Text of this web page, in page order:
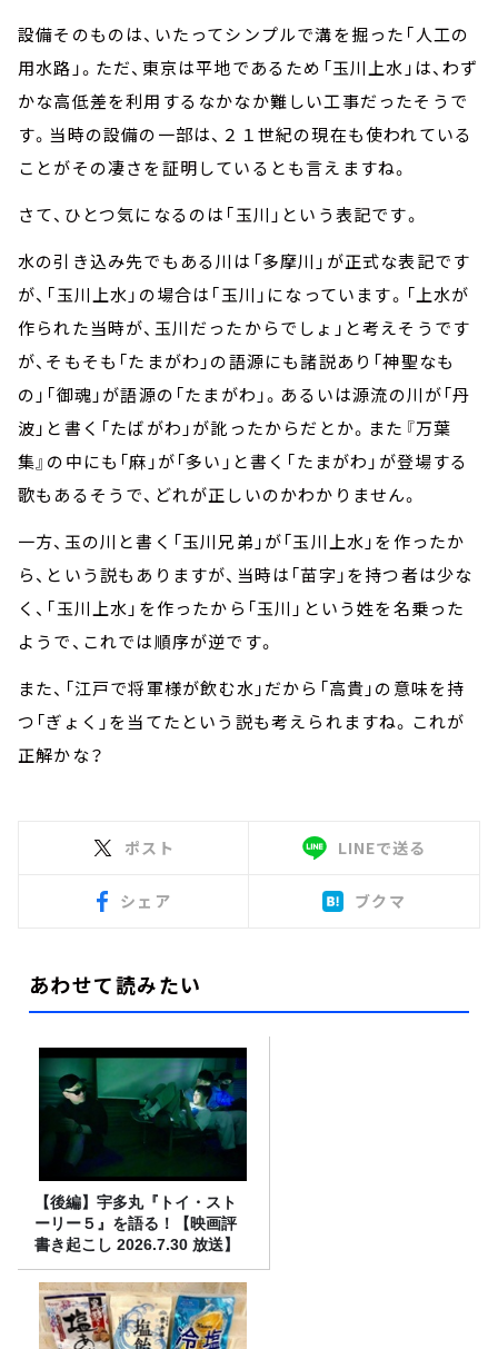
設備そのものは、いたってシンプルで溝を掘った「人工の
用水路」。ただ、東京は平地であるため「玉川上水」は、わず
かな高低差を利用するなかなか難しい工事だったそうで
す。当時の設備の一部は、２１世紀の現在も使われている
ことがその凄さを証明しているとも言えますね。
さて、ひとつ気になるのは「玉川」という表記です。
水の引き込み先でもある川は「多摩川」が正式な表記です
が、「玉川上水」の場合は「玉川」になっています。「上水が
作られた当時が、玉川だったからでしょ」と考えそうです
が、そもそも「たまがわ」の語源にも諸説あり「神聖なも
の」「御魂」が語源の「たまがわ」。あるいは源流の川が「丹
波」と書く「たばがわ」が訛ったからだとか。また『万葉
集』の中にも「麻」が「多い」と書く「たまがわ」が登場する
歌もあるそうで、どれが正しいのかわかりません。
一方、玉の川と書く「玉川兄弟」が「玉川上水」を作ったか
ら、という説もありますが、当時は「苗字」を持つ者は少な
く、「玉川上水」を作ったから「玉川」という姓を名乗った
ようで、これでは順序が逆です。
また、「江戸で将軍様が飲む水」だから「高貴」の意味を持
つ「ぎょく」を当てたという説も考えられますね。これが
正解かな？
ポスト LINEで送る
シェア ブクマ
あわせて読みたい
【後編】宇多丸『トイ・スト
ーリー５』を語る！【映画評
書き起こし 2026.7.30 放送】